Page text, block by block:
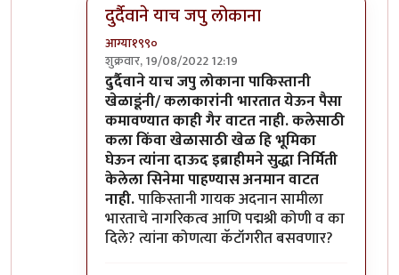
दुर्दैवाने याच जपु लोकाना
आग्या१९९०
शुक्रवार, 19/08/2022 12:19
In reply toअहो राहुल गांधी आणि आमिर खान
दुर्दैवाने याच जपु लोकाना पाकिस्तानी
खेळाडूंनी/ कलाकारांनी भारतात येऊन पैसा
कमावण्यात काही गैर वाटत नाही. कलेसाठी
कला किंवा खेळासाठी खेळ हि भूमिका
घेऊन त्यांना दाऊद इब्राहीमने सुद्धा निर्मिती
केलेला सिनेमा पाहण्यास अनमान वाटत
नाही.पाकिस्तानी गायक अदनान सामीला
भारताचे नागरिकत्व आणि पद्मश्री कोणी व का
दिले? त्यांना कोणत्या कॅटॉगरीत बसवणार?